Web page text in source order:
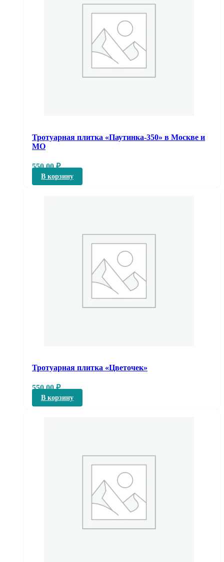
Тротуарная плитка «Паутинка-350» в Москве и
МО
550,00₽
В корзину
Тротуарная плитка «Цветочек»
550,00₽
В корзину